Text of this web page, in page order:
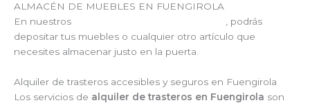
ALMACÉN DE MUEBLES EN FUENGIROLA
En nuestros
, podrás
depositar tus muebles o cualquier otro artículo que
necesites almacenar justo en la puerta.
Alquiler de trasteros accesibles y seguros en Fuengirola​
Los servicios de alquiler de trasteros en Fuengirola son